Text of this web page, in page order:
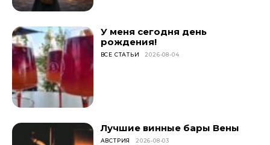
У меня сегодня день
рождения!
ВСЕ СТАТЬИ 2026-08-04
Лучшие винные бары Вены
АВСТРИЯ 2026-08-03